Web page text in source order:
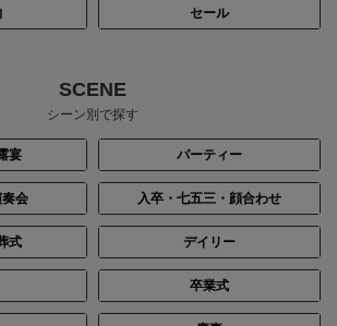
セール
SCENE
シーン別で探す
宴 パーティー
会 入卒・七五三・顔合わせ
式 デイリー
卒業式